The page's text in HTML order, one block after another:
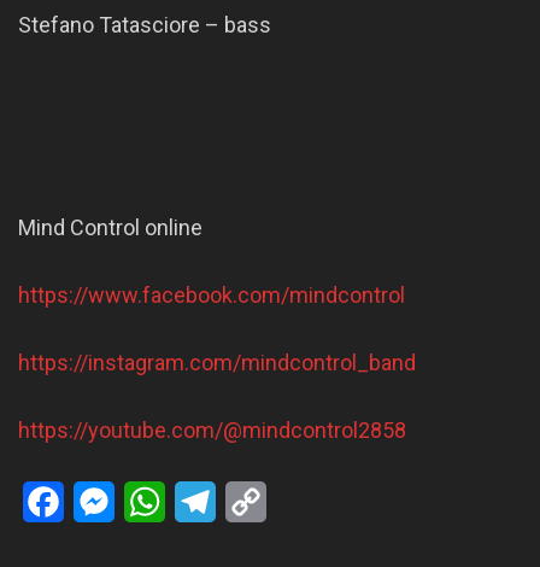
Stefano Tatasciore – bass
Mind Control online
https://www.facebook.com/mindcontrol
https://instagram.com/mindcontrol_band
https://youtube.com/@mindcontrol2858
FacebookMessengerWhatsAppTelegram